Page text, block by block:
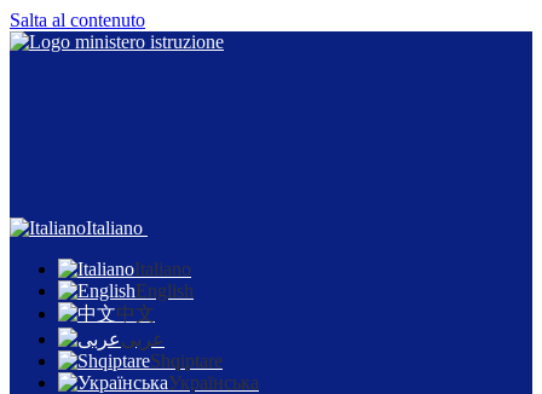
Salta al contenuto
Italiano
Italiano
English
中文
عربى
Shqiptare
Українська